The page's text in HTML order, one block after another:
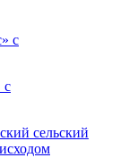
с
с
сельский